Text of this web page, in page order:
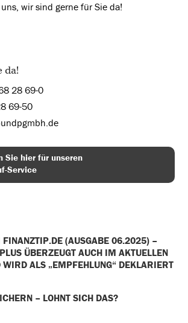
wir sind gerne für Sie da!
da!
28 69-0
69-50
Sie hier für unseren
Service
FINANZTIP.DE (AUSGABE 06.2025) –
ÜBERZEUGT AUCH IM AKTUELLEN
WIRD ALS „EMPFEHLUNG“ DEKLARIERT
– LOHNT SICH DAS?